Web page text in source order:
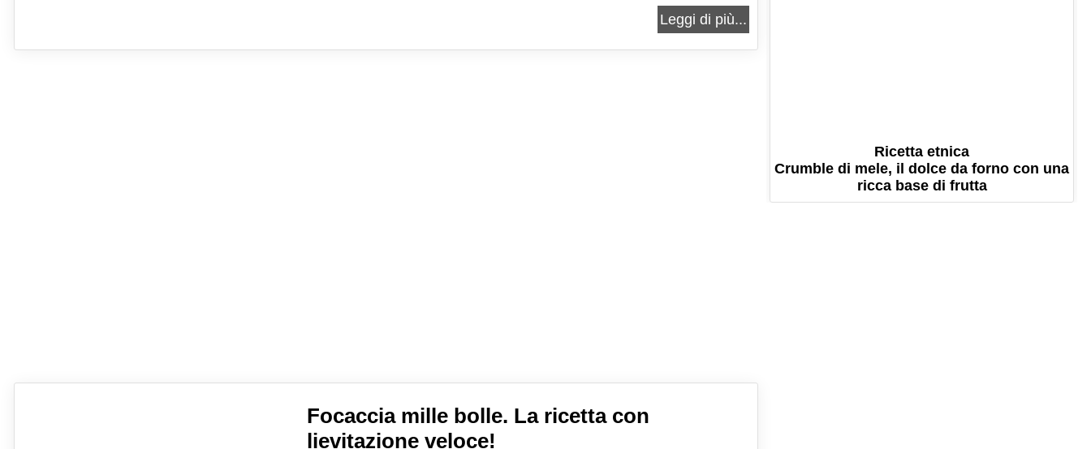
particolarità di questa pizza risiede proprio nella cottura nel
Leggi di più...
Focaccia mille bolle. La ricetta con
lievitazione veloce!
Ricetta etnica
Crumble di mele, il dolce da forno con una
ricca base di frutta